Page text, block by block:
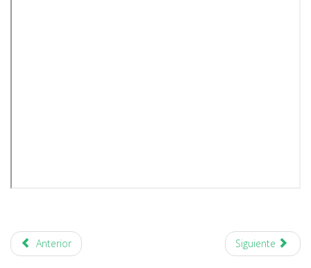
Anterior Siguiente